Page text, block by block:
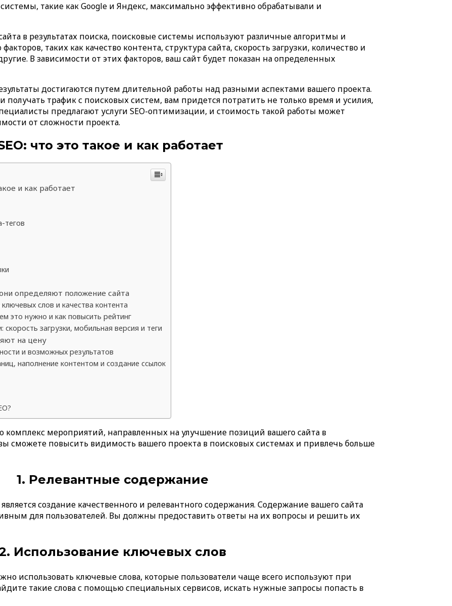
такие как Google и Яндекс, максимально эффективно обрабатывали и
в результатах поиска, поисковые системы используют различные алгоритмы и
таких как качество контента, структура сайта, скорость загрузки, количество и
В зависимости от этих факторов, ваш сайт будет показан на определенных
достигаются путем длительной работы над разными аспектами вашего проекта.
трафик с поисковых систем, вам придется потратить не только время и усилия,
предлагают услуги SEO-оптимизации, и стоимость такой работы может
от сложности проекта.
что это такое и как работает
и как работает
тегов
определяют положение сайта
слов и качества контента
это нужно и как повысить рейтинг
скорость загрузки, мобильная версия и теги
на цену
и возможных результатов
наполнение контентом и создание ссылок
комплекс мероприятий, направленных на улучшение позиций вашего сайта в
сможете повысить видимость вашего проекта в поисковых системах и привлечь больше
1. Релевантные содержание
создание качественного и релевантного содержания. Содержание вашего сайта
для пользователей. Вы должны предоставить ответы на их вопросы и решить их
Использование ключевых слов
использовать ключевые слова, которые пользователи чаще всего используют при
такие слова с помощью специальных сервисов, искать нужные запросы попасть в